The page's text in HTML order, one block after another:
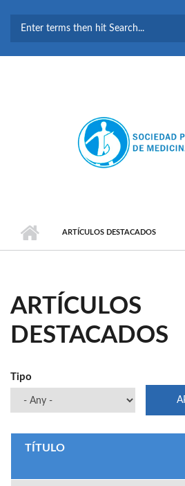
BÚSQUEDA
ARTÍCULOS DESTACADOS
ARTÍCULOS
DESTACADOS
Tipo
TÍTULO